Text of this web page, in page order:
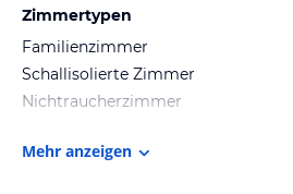
Zimmertypen
Familienzimmer
Schallisolierte Zimmer
Nichtraucherzimmer
Mehr anzeigen